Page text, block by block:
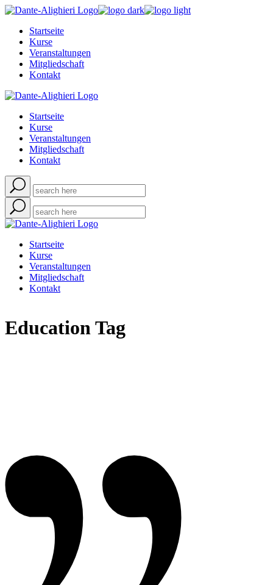
Skip
content
Startseite
Kurse
Veranstaltungen
Mitgliedschaft
Kontakt
Startseite
Kurse
Veranstaltungen
Mitgliedschaft
Kontakt
Startseite
Kurse
Veranstaltungen
Mitgliedschaft
Kontakt
Education Tag